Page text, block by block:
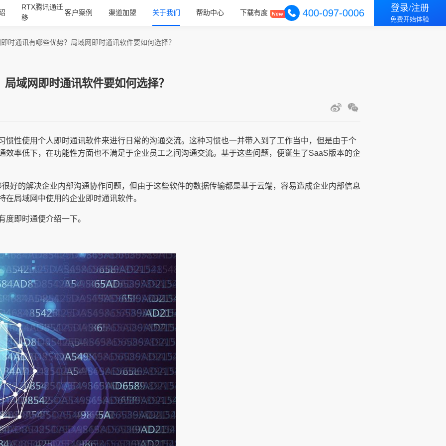
RTX腾讯通迁
移
客户案例 渠道加盟 关于我们 帮助中心 下载有度 400-097-0006 登录/注册
免费开始体验
时通讯有哪些优势？局域网即时通讯软件要如何选择？
域网即时通讯软件要如何选择？
惯性使用个人即时通讯软件来进行日常的沟通交流。这种习惯也一并带入到了工作当中，但是由于个
效率低下，在功能性方面也不满足于企业员工之间沟通交流。基于这些问题，便诞生了SaaS版本的企
好的解决企业内部沟通协作问题，但由于这些软件的数据传输都是基于云端，容易造成企业内部信息
局域网中使用的企业即时通讯软件。
度即时通便介绍一下。